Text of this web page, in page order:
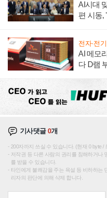
AI시대
편 시동,
전자·전
AI 메모
다 D램
기사댓글0개
200자까지 쓰실 수 있습니다. (현재 0 byte /
저작권 등 다른 사람의 권리를 침해하거나
를 받을 수 있습니다.
타인에게 불쾌감을 주는 욕설 등 비하하는
리자의 판단에 의해 삭제 합니다.